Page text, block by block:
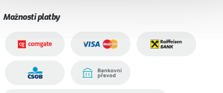
Možnosti platby